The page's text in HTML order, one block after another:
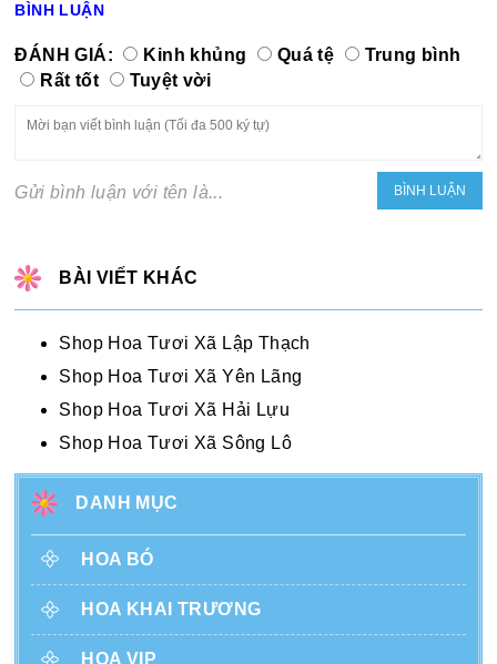
BÌNH LUẬN
ĐÁNH GIÁ: Kinh khủng Quá tệ
Trung bình
Rất tốt
Tuyệt vời
Gửi bình luận với tên là...
BÀI VIẾT KHÁC
Shop Hoa Tươi Xã Lập Thạch
Shop Hoa Tươi Xã Yên Lãng
Shop Hoa Tươi Xã Hải Lựu
Shop Hoa Tươi Xã Sông Lô
DANH MỤC
HOA BÓ
HOA KHAI TRƯƠNG
HOA VIP